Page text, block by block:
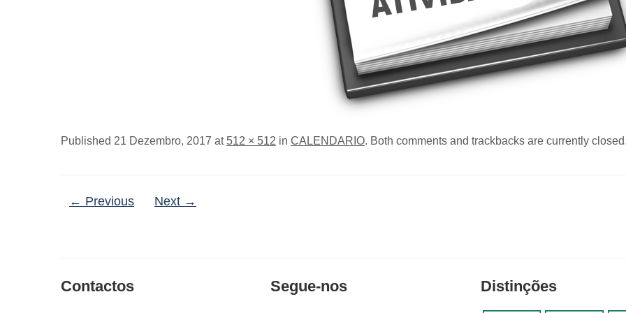
Published 21 Dezembro, 2017 at 512 × 512 in CALENDARIO. Both comments and trackbacks are currently
← Previous Next →
Contactos Segue-nos Distinções